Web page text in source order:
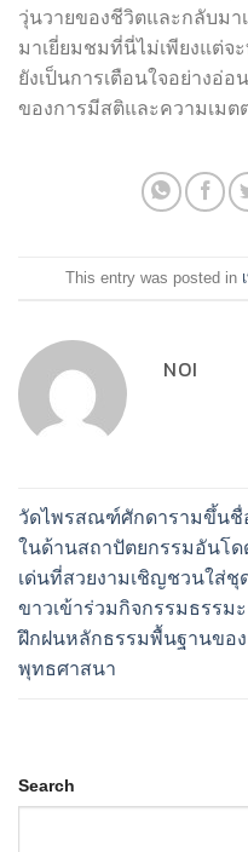
วุ่นวายของชีวิตและกลับมา
มาเยี่ยมชมที่นี่ไม่เพียงแต่
ยังเป็นการเตือนใจอย่างอ่
ของการมีสติและความเมต
This entry was posted in
NOI
วัดไพรสณฑ์ศักดารามขึ้นชื่
ในด้านสถาปัตยกรรมอันโด
เด่นที่สวยงามเชิญชวนใส่ชุ
ขาวเข้าร่วมกิจกรรมธรรมะ
ฝึกฝนหลักธรรมพื้นฐานของ
พุทธศาสนา
Search